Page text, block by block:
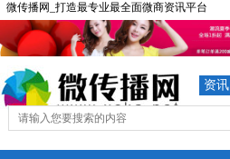
微传播网_打造最专业最全面微商资讯平台
资讯